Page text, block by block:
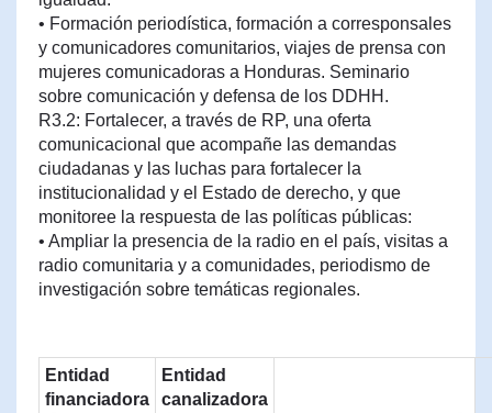
• Formación periodística, formación a corresponsales
y comunicadores comunitarios, viajes de prensa con
mujeres comunicadoras a Honduras. Seminario
sobre comunicación y defensa de los DDHH.
R3.2: Fortalecer, a través de RP, una oferta
comunicacional que acompañe las demandas
ciudadanas y las luchas para fortalecer la
institucionalidad y el Estado de derecho, y que
monitoree la respuesta de las políticas públicas:
• Ampliar la presencia de la radio en el país, visitas a
radio comunitaria y a comunidades, periodismo de
investigación sobre temáticas regionales.
Entidad
financiadora
Entidad
canalizadora